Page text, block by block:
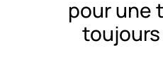
pour une